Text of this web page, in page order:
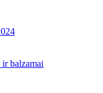
balzamai